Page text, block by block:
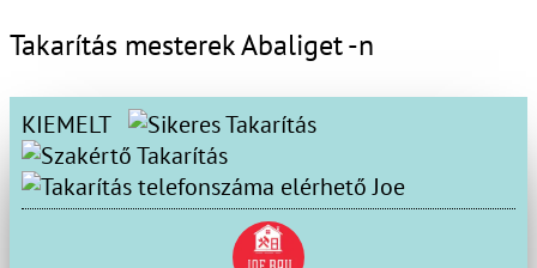
Takarítás mesterek Abaliget -n
KIEMELT
Joe